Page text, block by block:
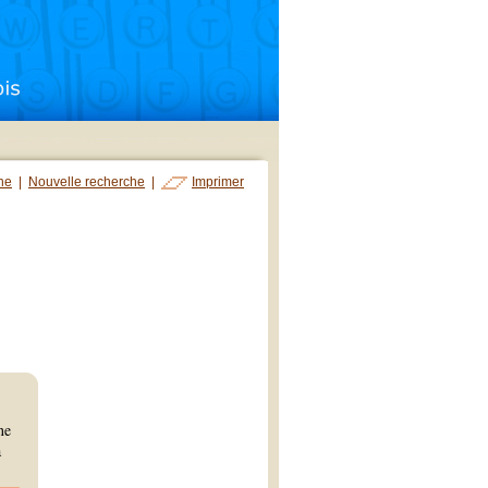
Nouvelle recherche Imprimer